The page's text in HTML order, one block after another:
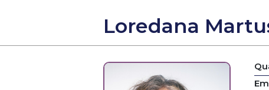
Loredana